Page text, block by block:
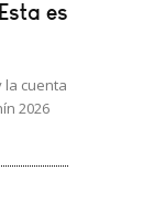
es
la cuenta
2026